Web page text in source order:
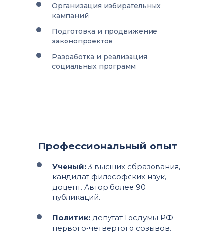
Профессиональный опыт
Ученый: 3 высших образования,
кандидат философских наук,
доцент. Автор более 90
публикаций.
Политик: депутат Госдумы РФ
первого-четвертого созывов.
Разработка и реализация
социальных программ
Подготовка и продвижение
законопроектов
Организация избирательных
кампаний